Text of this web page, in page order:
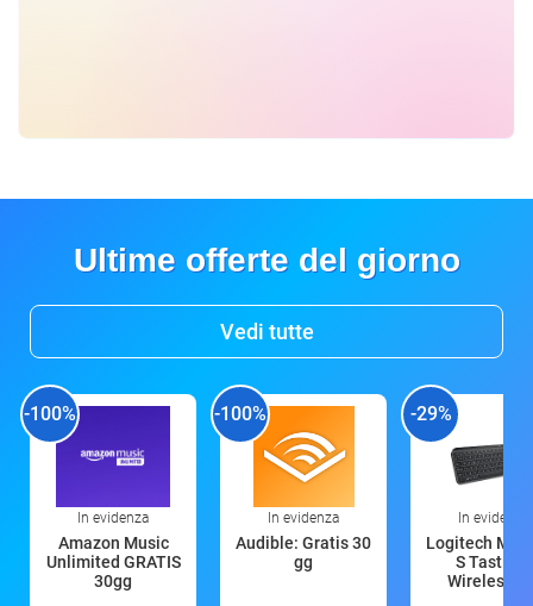
Ultime offerte del giorno
Vedi tutte
-100%
In evidenza
Amazon Music
Unlimited GRATIS
30gg
-100%
In evidenza
Audible: Gratis 30
gg
-29%
In evidenza
Logitech MX
S Tastiera
Wireless